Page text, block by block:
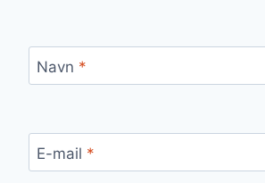
Navn *
E-mail *